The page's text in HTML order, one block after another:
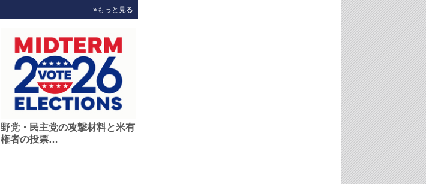
»もっと見る
野党・民主党の攻撃材料と米有
権者の投票…